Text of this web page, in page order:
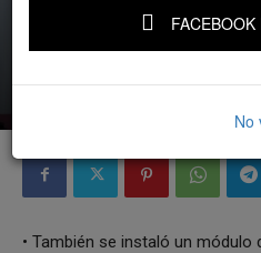
El Jalo Futbolero
licencias de
• ⁠También se instaló un
No